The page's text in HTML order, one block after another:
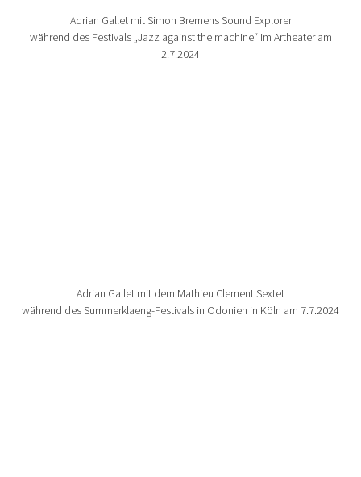
Adrian Gallet mit Simon Bremens Sound Explorer
während des Festivals „Jazz against the machine“ im Artheater am
2.7.2024
Adrian Gallet mit dem Mathieu Clement Sextet
während des Summerklaeng-Festivals in Odonien in Köln am 7.7.2024